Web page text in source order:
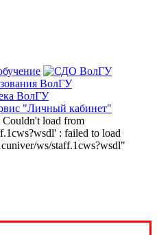
ВолГУ
ВолГУ
"Личный кабинет"
load from
: failed to load
ws/staff.1cws?wsdl"